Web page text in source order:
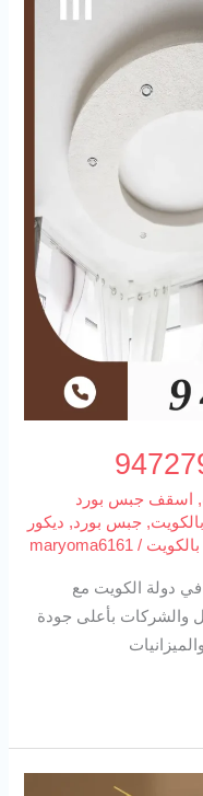
,
اسقف جبس بورد
, جبس بورد, ديكور
/
maryoma6161
دولة الكويت مع
والشركات بأعلى جودة